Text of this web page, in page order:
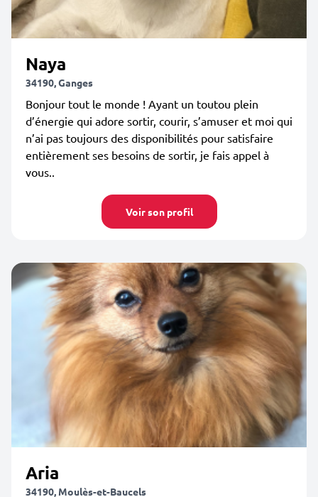
Naya
34190, Ganges
Bonjour tout le monde ! Ayant un toutou plein
d’énergie qui adore sortir, courir, s’amuser et moi qui
n’ai pas toujours des disponibilités pour satisfaire
entièrement ses besoins de sortir, je fais appel à
vous..
Voir son profil
Aria
34190, Moulès-et-Baucels